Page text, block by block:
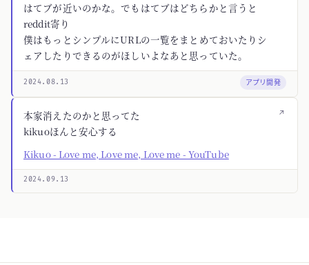
はてブが近いのかな。でもはてブはどちらかと言うと
reddit寄り
僕はもっとシンプルにURLの一覧をまとめておいたりシ
ェアしたりできるのがほしいよなあと思っていた。
2024.08.13 アプリ開発
↗
本家消えたのかと思ってた
kikuoほんと安心する
Kikuo - Love me, Love me, Love me - YouTube
2024.09.13